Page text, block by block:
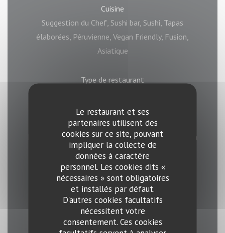
Le restaurant et ses
partenaires utilisent des
cookies sur ce site, pouvant
impliquer la collecte de
données à caractère
personnel. Les cookies dits «
nécessaires » sont obligatoires
et installés par défaut.
D'autres cookies facultatifs
nécessitent votre
consentement. Ces cookies
Cuisine
Suggestion du Chef, Sushi bar, Sushi, Tapas
élaborées, Péruvienne, Vegan Friendly, Fusion,
Asiatique
Type de restaurant
Services
Privatisation, Climatisation, Accès aux personnes à
mobilité réduite, Terrasse, Wifi
Moyens de paiement
Paiement Sans Contact, Titres restaurant,
Espèces, Visa, Chèques, American Express, Carte
Bleue